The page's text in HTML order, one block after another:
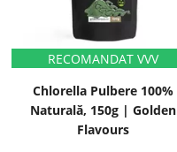
Chlorella Pulbere 100%
Naturală, 150g | Golden
Flavours